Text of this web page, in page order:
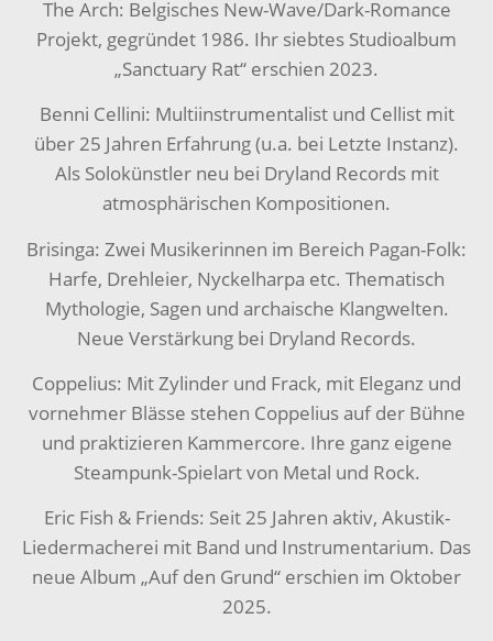
The Arch: Belgisches New-Wave/Dark-Romance
Projekt, gegründet 1986. Ihr siebtes Studioalbum
„Sanctuary Rat“ erschien 2023.
Benni Cellini: Multiinstrumentalist und Cellist mit
über 25 Jahren Erfahrung (u.a. bei Letzte Instanz).
Als Solokünstler neu bei Dryland Records mit
atmosphärischen Kompositionen.
Brisinga: Zwei Musikerinnen im Bereich Pagan-Folk:
Harfe, Drehleier, Nyckelharpa etc. Thematisch
Mythologie, Sagen und archaische Klangwelten.
Neue Verstärkung bei Dryland Records.
Coppelius: Mit Zylinder und Frack, mit Eleganz und
vornehmer Blässe stehen Coppelius auf der Bühne
und praktizieren Kammercore. Ihre ganz eigene
Steampunk-Spielart von Metal und Rock.
Eric Fish & Friends: Seit 25 Jahren aktiv, Akustik-
Liedermacherei mit Band und Instrumentarium. Das
neue Album „Auf den Grund“ erschien im Oktober
2025.